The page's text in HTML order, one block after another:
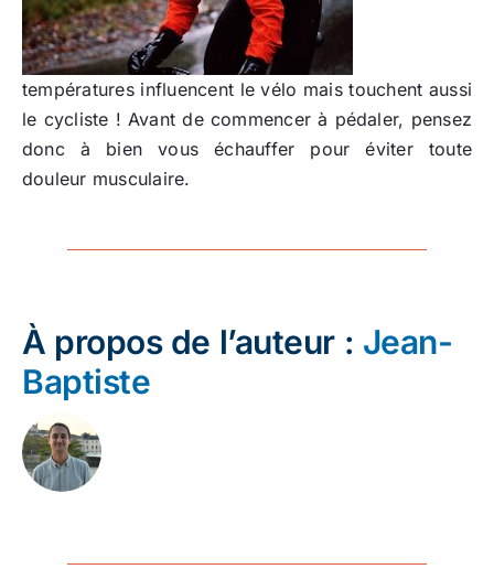
températures influencent le vélo mais touchent aussi
le cycliste ! Avant de commencer à pédaler, pensez
donc à bien vous échauffer pour éviter toute
douleur musculaire.
À propos de l’auteur : Jean-
Baptiste